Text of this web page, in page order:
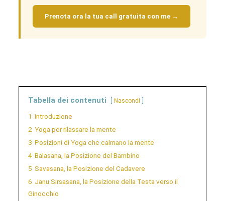
Prenota ora la tua call gratuita con me →
Tabella dei contenuti Nascondi
1 Introduzione
2 Yoga per rilassare la mente
3 Posizioni di Yoga che calmano la mente
4 Balasana, la Posizione del Bambino
5 Savasana, la Posizione del Cadavere
6 Janu Sirsasana, la Posizione della Testa verso il
Ginocchio